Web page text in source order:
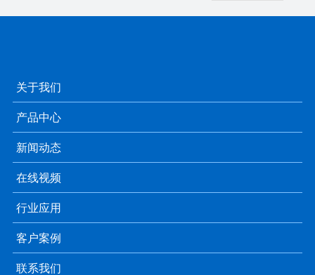
关于我们
产品中心
新闻动态
在线视频
行业应用
客户案例
联系我们